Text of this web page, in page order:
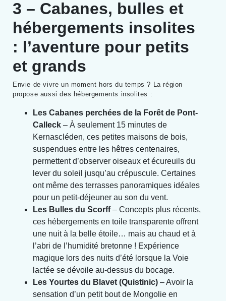
3 – Cabanes, bulles et
hébergements insolites
: l’aventure pour petits
et grands
Envie de vivre un moment hors du temps ? La région
propose aussi des hébergements insolites :
Les Cabanes perchées de la Forêt de Pont-
Calleck – À seulement 15 minutes de
Kernascléden, ces petites maisons de bois,
suspendues entre les hêtres centenaires,
permettent d’observer oiseaux et écureuils du
lever du soleil jusqu’au crépuscule. Certaines
ont même des terrasses panoramiques idéales
pour un petit-déjeuner au son du vent.
Les Bulles du Scorff– Concepts plus récents,
ces hébergements en toile transparente offrent
une nuit à la belle étoile… mais au chaud et à
l’abri de l’humidité bretonne ! Expérience
magique lors des nuits d’été lorsque la Voie
lactée se dévoile au-dessus du bocage.
Les Yourtes du Blavet (Quistinic) – Avoir la
sensation d’un petit bout de Mongolie en